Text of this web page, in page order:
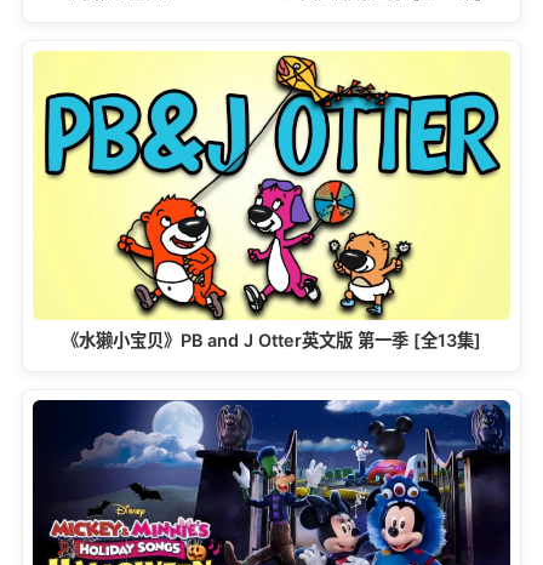
《水獭小宝贝》PB and J Otter英文版 第一季 [全13集]